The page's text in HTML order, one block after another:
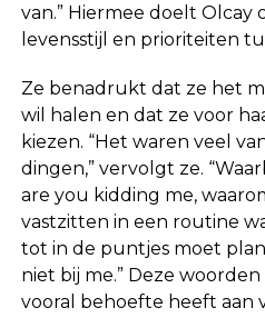
van.” Hiermee doelt Olcay
levensstijl en prioriteiten
Ze benadrukt dat ze het
wil halen en dat ze voor
kiezen. “Het waren veel
dingen,” vervolgt ze.
are you kidding me,
vastzitten in een routine
tot in de puntjes moet
niet bij me.” Deze
vooral behoefte heeft aan